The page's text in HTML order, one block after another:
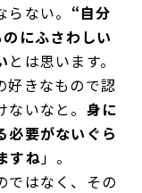
ない。 “自分
にふさわしい
とは思います。
好きなもので認
いなと。 身に
必要がないぐら
すね 」。
ではなく、その